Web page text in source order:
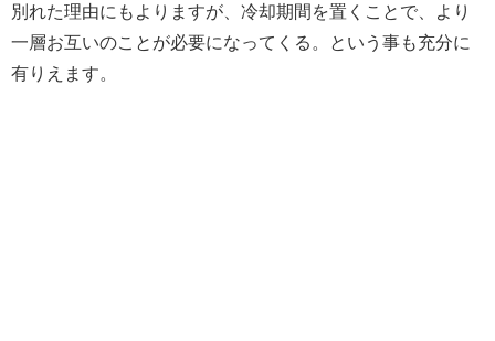
別れた理由にもよりますが、冷却期間を置くことで、より
一層お互いのことが必要になってくる。という事も充分に
有りえます。